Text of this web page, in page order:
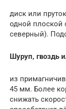
диск или
одной плоской
северный).
Шуруп, гвоздь
из
45 мм. Более
снижать